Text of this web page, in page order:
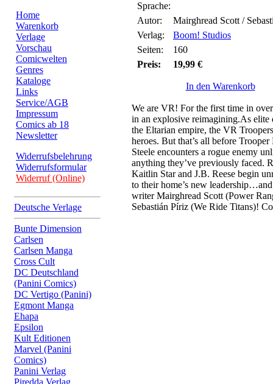
Home
Warenkorb
Verlage
Vorschau
Comicwelten
Genres
Kataloge
Links
Service/AGB
Impressum
Comics ab 18
Newsletter
Widerrufsbelehrung
Widerrufsformular
Widerruf (Online)
Deutsche Verlage
Bunte Dimension
Carlsen
Carlsen Manga
Cross Cult
DC Deutschland
(Panini Comics)
DC Vertigo (Panini)
Egmont Manga
Ehapa
Epsilon
Kult Editionen
Marvel (Panini
Comics)
Panini Verlag
Piredda Verlag
Sprache:
Autor:
Mairghread Scott /
Verlag:
Boom! Studios
Seiten:
160
Preis:
19,99 €
In den Warenkorb
We are VR! For the first time in
in an explosive reimagining.As elite
the Eltarian empire, the VR
heroes. But that’s all before Trooper
Steele encounters a rogue enemy
anything they’ve previously faced.
Kaitlin Star and J.B. Reese begin
to their home’s new
writer Mairghread Scott (Power
Sebastián Píriz (We Ride Titans)!